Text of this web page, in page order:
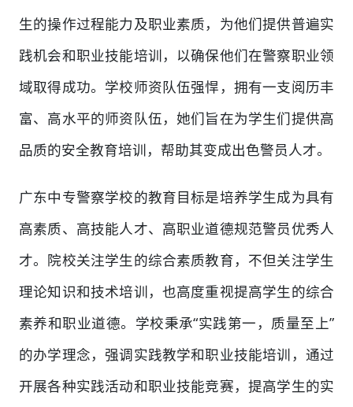
生的操作过程能力及职业素质，为他们提供普遍实
践机会和职业技能培训，以确保他们在警察职业领
域取得成功。学校师资队伍强悍，拥有一支阅历丰
富、高水平的师资队伍，她们旨在为学生们提供高
品质的安全教育培训，帮助其变成出色警员人才。
广东中专警察学校的教育目标是培养学生成为具有
高素质、高技能人才、高职业道德规范警员优秀人
才。院校关注学生的综合素质教育，不但关注学生
理论知识和技术培训，也高度重视提高学生的综合
素养和职业道德。学校秉承“实践第一，质量至上”
的办学理念，强调实践教学和职业技能培训，通过
开展各种实践活动和职业技能竞赛，提高学生的实